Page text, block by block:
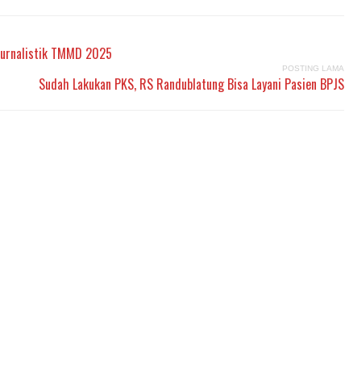
TMMD 2025
POSTING LAMA
Sudah Lakukan PKS, RS Randublatung Bisa Layani Pasien BPJS